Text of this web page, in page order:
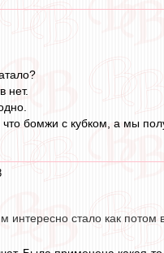
нет.
бомжи с кубком, а мы
интересно стало как потом